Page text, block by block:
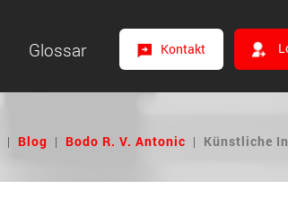
Glossar Kontakt
| Blog | Bodo R. V. Antonic | Künstliche